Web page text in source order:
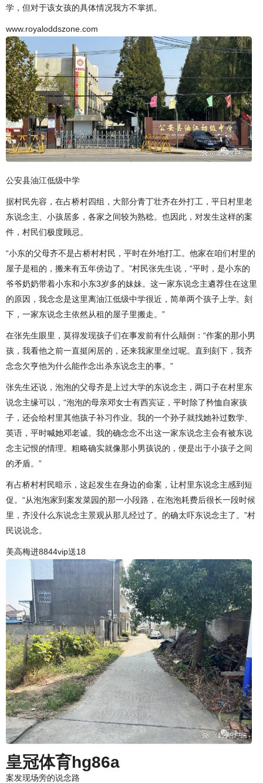
学，但对于该女孩的具体情况我方不掌抓。
www.royaloddszone.com
公安县油江低级中学
据村民先容，在占桥村四组，大部分青丁壮齐在外打工，平日村里老
东说念主、小孩居多，各家之间较为熟稔。也因此，对发生这样的案
件，村民们极度顾忌。
“小东的父母齐不是占桥村村民，平时在外地打工。他家在咱们村里的
屋子是租的，搬来有五年傍边了。”村民张先生说，“平时，是小东的
爷爷奶奶带着小东和小东3岁多的妹妹。这一家东说念主遴荐住在这里
的原因，我念念是这里离油江低级中学很近，简单两个孩子上学。刻
下，一家东说念主依然从租的屋子里搬走。”
在张先生眼里，莫得发现孩子们在事发前有什么颠倒：“作案的那小男
孩，我看他之前一直挺闲居的，还来我家里坐过呢。直到刻下，我齐
念念欠亨他为什么能作念出杀东说念主的事。”
张先生还说，泡泡的父母齐是上过大学的东说念主，两口子在村里东
说念主缘可以，“泡泡的母亲邓女士有西宾证，平时除了矜恤自家孩
子，还会给村里其他孩子补习作业。我的一个孙子就找她补过数学、
英语，平时喊她邓老诚。我的确念念不出这一家东说念主会有被东说
念主记恨的情理。粗略确实就像那小男孩说的，便是出于小孩子之间
的矛盾。”
有占桥村村民暗示，这起发生在身边的命案，让村里东说念主感到短
促。“从泡泡家到案发菜园的那一小段路，在泡泡耗费后很长一段时候
里，齐没什么东说念主景观从那儿经过了。的确太吓东说念主了。”村
民说说念。
美高梅进8844vip送18
皇冠体育hg86a
案发现场旁的说念路